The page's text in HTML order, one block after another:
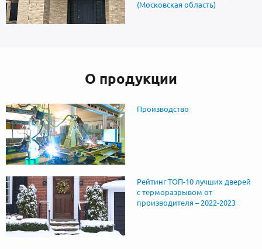
(Московская область)
О продукции
Производство
Рейтинг ТОП-10 лучших дверей
с терморазрывом от
производителя – 2022-2023